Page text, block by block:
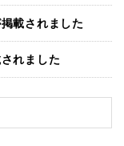
載されました
れました